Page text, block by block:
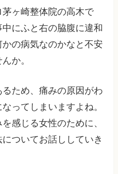
ヶ崎整体院の高木で
にふと右の脇腹に違和
の病気なのかなと不安
か。
ため、痛みの原因がわ
ってしまいますよね。
感じる女性のために、
ついてお話ししていき